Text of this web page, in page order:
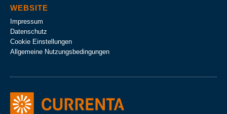
WEBSITE
Impressum
Datenschutz
Cookie Einstellungen
Allgemeine Nutzungsbedingungen